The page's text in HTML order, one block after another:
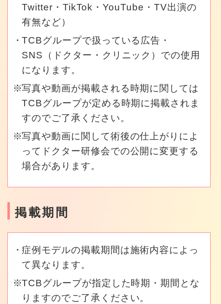
Twitter・TikTok・YouTube・TV出演の
有無など）
TCBグループで扱っている広告・
SNS（ドクター・クリニック）での使用
になります。
写真や動画が掲載される時期に関しては
TCBグループが定める時期に掲載されま
すのでご了承ください。
写真や動画に関して術後の仕上がりによ
ってドクター研修会での公開に変更する
場合があります。
掲載期間
症例モデルの掲載期間は施術内容によっ
て異なります。
TCBグループが指定した時期・期間とな
りますのでご了承ください。